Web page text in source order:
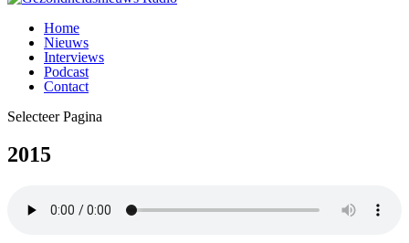
Home
Nieuws
Interviews
Podcast
Contact
Selecteer Pagina
2015